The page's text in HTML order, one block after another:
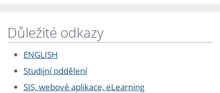
Důležité odkazy
ENGLISH
Studijní oddělení
SIS, webové aplikace, eLearning